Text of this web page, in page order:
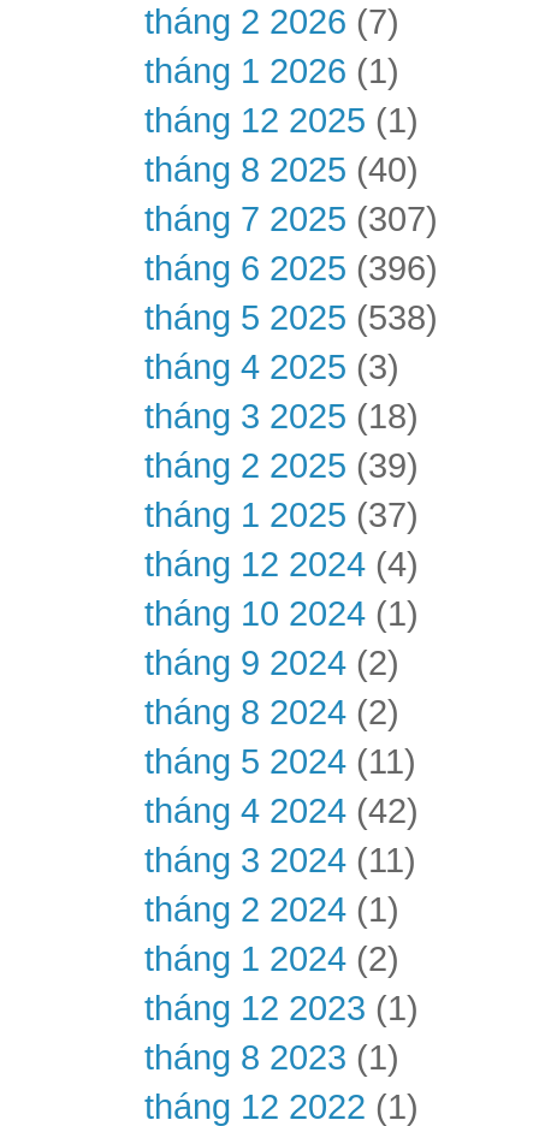
tháng 2 2026 (7)
tháng 1 2026 (1)
tháng 12 2025 (1)
tháng 8 2025 (40)
tháng 7 2025 (307)
tháng 6 2025 (396)
tháng 5 2025 (538)
tháng 4 2025 (3)
tháng 3 2025 (18)
tháng 2 2025 (39)
tháng 1 2025 (37)
tháng 12 2024 (4)
tháng 10 2024 (1)
tháng 9 2024 (2)
tháng 8 2024 (2)
tháng 5 2024 (11)
tháng 4 2024 (42)
tháng 3 2024 (11)
tháng 2 2024 (1)
tháng 1 2024 (2)
tháng 12 2023 (1)
tháng 8 2023 (1)
tháng 12 2022 (1)